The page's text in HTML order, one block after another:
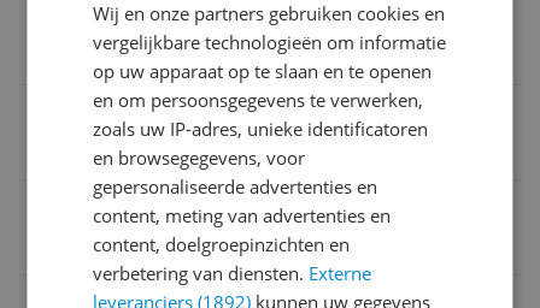
Kleurenprinter
Type cartridge/toner
Losse patronen per kleur
Fotoprinter
Printer type
Wij en onze partners gebruiken cookies en
vergelijkbare technologieën om informatie
op uw apparaat op te slaan en te openen
en om persoonsgegevens te verwerken,
zoals uw IP-adres, unieke identificatoren
en browsegegevens, voor
gepersonaliseerde advertenties en
content, meting van advertenties en
content, doelgroepinzichten en
verbetering van diensten. Externe
leveranciers (1892) kunnen uw gegevens